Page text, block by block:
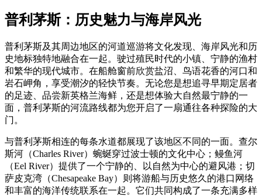
普利茅斯：历史魅力与海岸风光
普利茅斯及其周边地区的河道巡游将文化发现、海岸风光和历
史地标独特地融合在一起。驶过殖民时代的小镇、宁静的渔村
和繁华的现代城市。在船舱窗前欣赏盐沼、鸟语花香的河口和
岩石岬角，享受潮汐的轻快节奏。无论您是想追寻早期定居者
的足迹、品尝新英格兰海鲜，还是想体验大自然最宁静的一
面，普利茅斯的河流路线都为您开启了一扇通往各种探险的大
门。
与普利茅斯相连的每条水道都展现了该地区不同的一面。查尔
斯河（Charles River）蜿蜒穿过波士顿的文化中心；鳗鱼河
（Eel River）提供了一个宁静的、以自然为中心的避风港；切
萨皮克湾（Chesapeake Bay）则将游船与历史悠久的港口网络
和丰富的海洋传统联系在一起。它们共同构成了一条充满多样